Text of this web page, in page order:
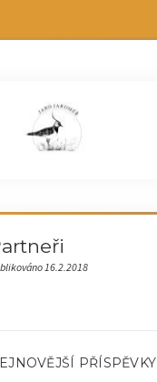
16.2.2018
PŘÍSPĚVKY